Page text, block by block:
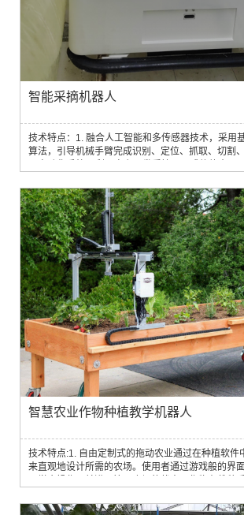
智能采摘机器人
技术特点：1. 融合人工智能和多传感器技术，采用
算法，引导机械手臂完成识别、定位、抓取、切割
案4. 果实精准采收1）立体视觉精准判别可采摘番
色、形状、成熟度和采摘位置定位2）轻巧型7自由
路径规划、采摘和放篮多个任务...
智慧农业作物种植教学机器人
技术特点:1. 自由定制式的拖动农业通过在种植软件
来直观地设计所需的农场。使用者通过游戏般的界
整的生命周期。通过在植物不同的成长时间段给它